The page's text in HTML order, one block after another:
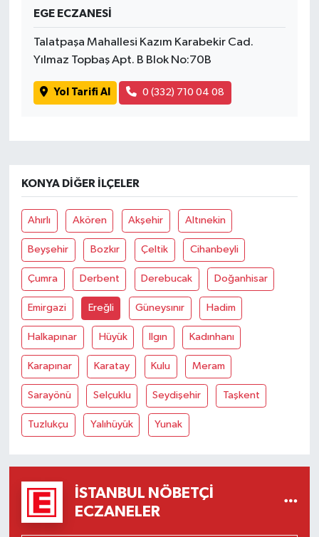
EGE ECZANESİ
Talatpaşa Mahallesi Kazım Karabekir Cad.
Yılmaz Topbaş Apt. B Blok No:70B
Yol Tarifi Al 0 (332) 710 04 08
KONYA DIĞER İLÇELER
Ahırlı Akören Akşehir Altınekin
Beyşehir Bozkır Çeltik Cihanbeyli
Çumra Derbent Derebucak Doğanhisar
Emirgazi Ereğli Güneysınır Hadim
Halkapınar Hüyük Ilgın Kadınhanı
Karapınar Karatay Kulu Meram
Sarayönü Selçuklu Seydişehir Taşkent
Tuzlukçu Yalıhüyük Yunak
İSTANBUL NÖBETÇI
ECZANELER